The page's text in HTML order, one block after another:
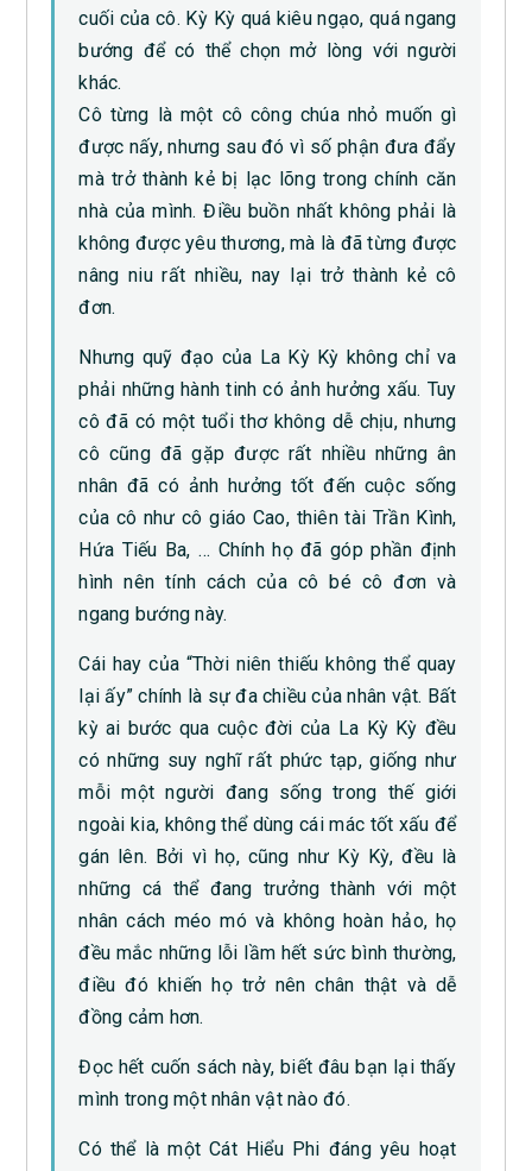
cuối của cô. Kỳ Kỳ quá kiêu ngạo, quá ngang
bướng để có thể chọn mở lòng với người
khác.
Cô từng là một cô công chúa nhỏ muốn gì
được nấy, nhưng sau đó vì số phận đưa đẩy
mà trở thành kẻ bị lạc lõng trong chính căn
nhà của mình. Điều buồn nhất không phải là
không được yêu thương, mà là đã từng được
nâng niu rất nhiều, nay lại trở thành kẻ cô
đơn.
Nhưng quỹ đạo của La Kỳ Kỳ không chỉ va
phải những hành tinh có ảnh hưởng xấu. Tuy
cô đã có một tuổi thơ không dễ chịu, nhưng
cô cũng đã gặp được rất nhiều những ân
nhân đã có ảnh hưởng tốt đến cuộc sống
của cô như cô giáo Cao, thiên tài Trần Kình,
Hứa Tiếu Ba, … Chính họ đã góp phần định
hình nên tính cách của cô bé cô đơn và
ngang bướng này.
Cái hay của “Thời niên thiếu không thể quay
lại ấy” chính là sự đa chiều của nhân vật. Bất
kỳ ai bước qua cuộc đời của La Kỳ Kỳ đều
có những suy nghĩ rất phức tạp, giống như
mỗi một người đang sống trong thế giới
ngoài kia, không thể dùng cái mác tốt xấu để
gán lên. Bởi vì họ, cũng như Kỳ Kỳ, đều là
những cá thể đang trưởng thành với một
nhân cách méo mó và không hoàn hảo, họ
đều mắc những lỗi lầm hết sức bình thường,
điều đó khiến họ trở nên chân thật và dễ
đồng cảm hơn.
Đọc hết cuốn sách này, biết đâu bạn lại thấy
mình trong một nhân vật nào đó.
Có thể là một Cát Hiểu Phi đáng yêu hoạt